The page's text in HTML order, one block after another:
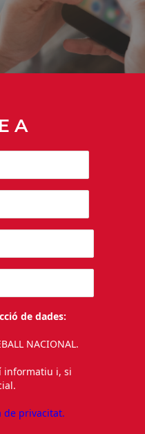
A
de dades:
NACIONAL.
informatiu i, si
de privacitat.